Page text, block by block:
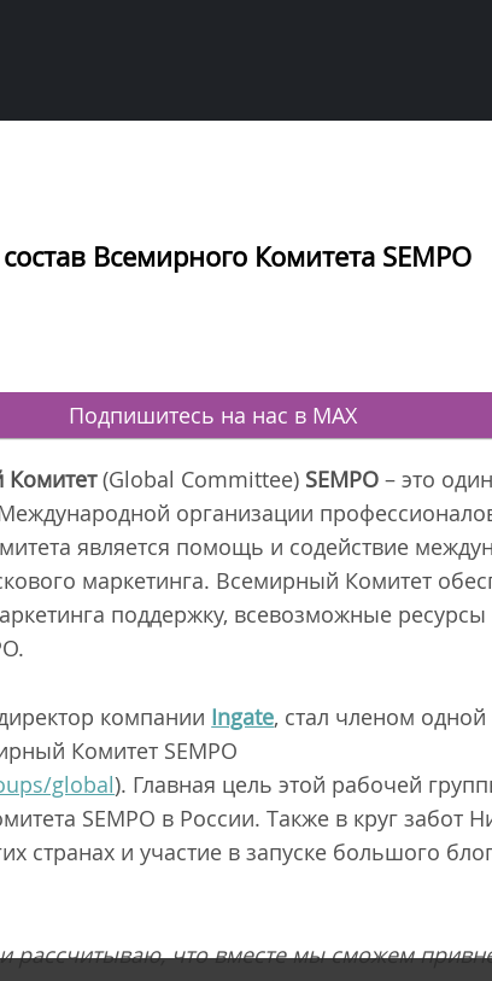
Всемирного Комитета SEMPO
Подпишитесь на нас в MAX
(Global Committee) SEMPO – это
организации
является помощь и содействие
маркетинга. Всемирный Комитет
поддержку, всевозможные ресурсы
компании Ingate, стал членом
Комитет SEMPO
global). Главная цель этой рабочей
SEMPO в России. Также в круг забот
странах и участие в запуске большого
и рассчитываю, что вместе мы сможем